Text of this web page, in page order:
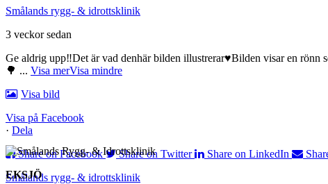
Smålands rygg- & idrottsklinik
3 veckor sedan
Ge aldrig upp‼️Det är vad denhär bilden illustrerar♥️Bilden visar en rönn
🌳 ... Visa merVisa mindre
Visa bild
Visa på Facebook
· Dela
Share on Facebook
Share on Twitter Share on LinkedIn
Smålands rygg- & idrottsklinik
EKSJÖ